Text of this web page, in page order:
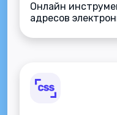
Онлайн
адресов